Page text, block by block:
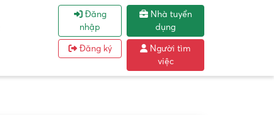
Đăng
nhập
Đăng ký
Nhà tuyển
dụng
Người tìm
việc